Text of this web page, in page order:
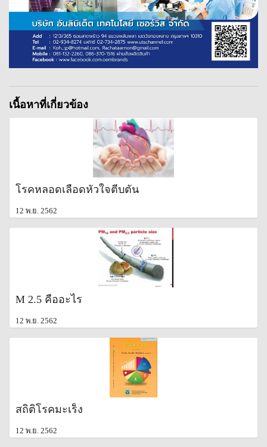
เนื้อหาที่เกี่ยวข้อง
โรคหลอดเลือดหัวใจตีบตัน
12 พ.ย. 2562
M 2.5 คืออะไร
12 พ.ย. 2562
สถิติโรคมะเร็ง
12 พ.ย. 2562